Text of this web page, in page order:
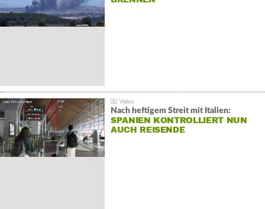
Nach heftigem Streit mit Italien:
SPANIEN KONTROLLIERT NUN
AUCH REISENDE